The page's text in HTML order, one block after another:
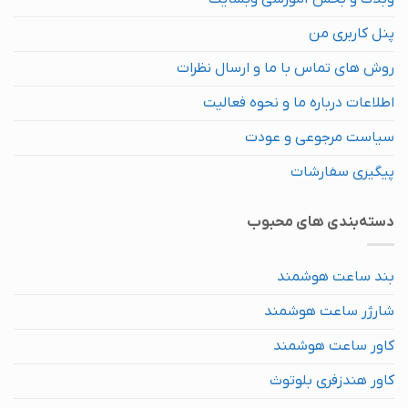
پنل کاربری من
روش های تماس با ما و ارسال نظرات
اطلاعات درباره ما و نحوه فعالیت
سیاست مرجوعی و عودت
پیگیری سفارشات
دسته‌بندی های محبوب
بند ساعت هوشمند
شارژر ساعت هوشمند
کاور ساعت هوشمند
کاور هندزفری بلوتوث